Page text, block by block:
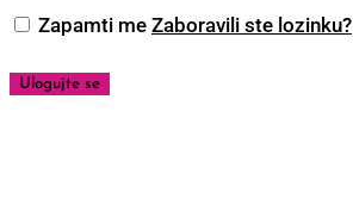
Zapamti me Zaboravili ste lozinku?
Ulogujte se